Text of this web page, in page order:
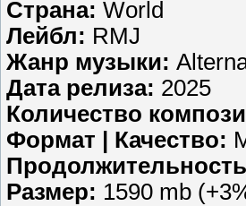
Страна: World
Лейбл: RMJ
Жанр музыки:
Дата релиза: 2025
Количество
Формат | Качество:
Размер: 1590 mb